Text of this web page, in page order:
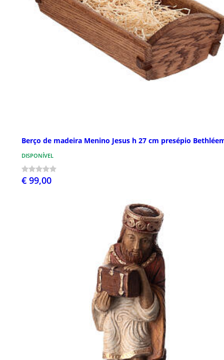
Berço de madeira Menino Jesus h 27 cm presépio
DISPONÍVEL
€ 99,00